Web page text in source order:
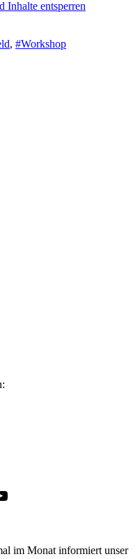
Inhalte entsperren
, #Workshop
im Monat informiert unser